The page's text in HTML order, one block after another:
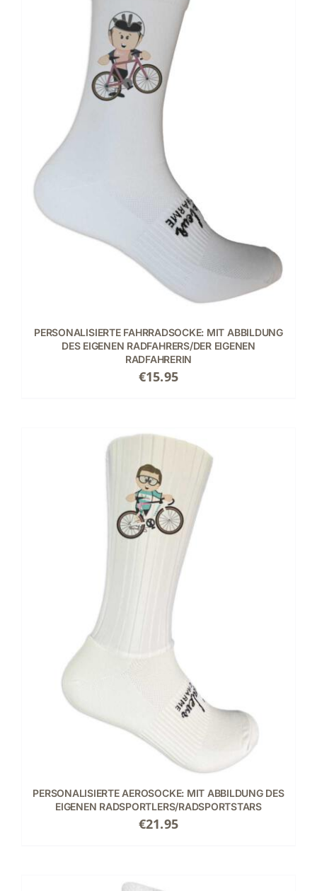
PERSONALISIERTE FAHRRADSOCKE: MIT ABBILDUNG
DES EIGENEN RADFAHRERS/DER EIGENEN
RADFAHRERIN
€15.95
PERSONALISIERTE AEROSOCKE: MIT ABBILDUNG DES
EIGENEN RADSPORTLERS/RADSPORTSTARS
€21.95